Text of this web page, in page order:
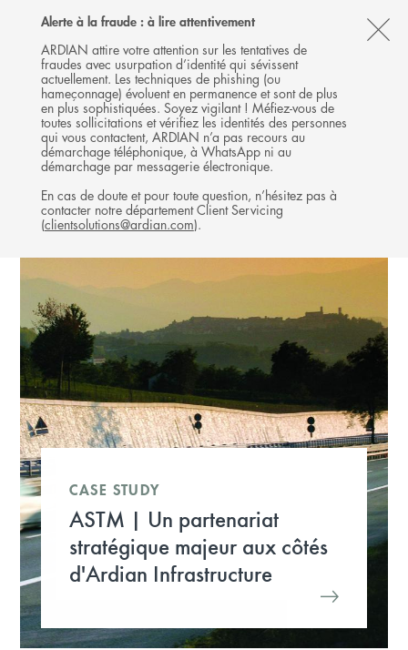
Alerte à la fraude : à lire attentivement
ARDIAN attire votre attention sur les tentatives de
fraudes avec usurpation d’identité qui sévissent
actuellement. Les techniques de phishing (ou
hameçonnage) évoluent en permanence et sont de plus
en plus sophistiquées. Soyez vigilant ! Méfiez-vous de
toutes sollicitations et vérifiez les identités des personnes
qui vous contactent, ARDIAN n’a pas recours au
démarchage téléphonique, à WhatsApp ni au
démarchage par messagerie électronique.
En cas de doute et pour toute question, n’hésitez pas à
contacter notre département Client Servicing
(clientsolutions@ardian.com).
Follow
Ardian
on
X
Follow
Ardian
on
LinkedIn
Follow
Ardian
on
YouTube
Ardian
on
Jobs
on
LinkedIn
MENU
INVESTISSEMENTS
INFRASTRUCTURE
CASE STUDY
ASTM | Un partenariat
stratégique majeur aux côtés
d'Ardian Infrastructure